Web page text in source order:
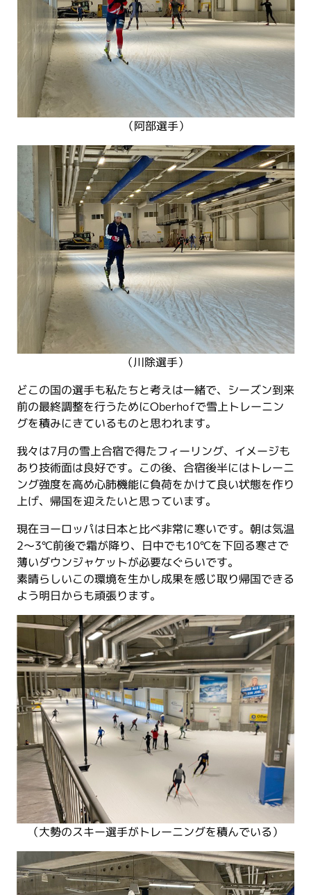
（阿部選手）
（川除選手）
どこの国の選手も私たちと考えは一緒で、シーズン到来
前の最終調整を行うためにOberhofで雪上トレーニン
グを積みにきているものと思われます。
我々は7月の雪上合宿で得たフィーリング、イメージも
あり技術面は良好です。この後、合宿後半にはトレーニ
ング強度を高め心肺機能に負荷をかけて良い状態を作り
上げ、帰国を迎えたいと思っています。
現在ヨーロッパは日本と比べ非常に寒いです。朝は気温
2～3℃前後で霜が降り、日中でも10℃を下回る寒さで
薄いダウンジャケットが必要なぐらいです。
素晴らしいこの環境を生かし成果を感じ取り帰国できる
よう明日からも頑張ります。
（大勢のスキー選手がトレーニングを積んでいる）